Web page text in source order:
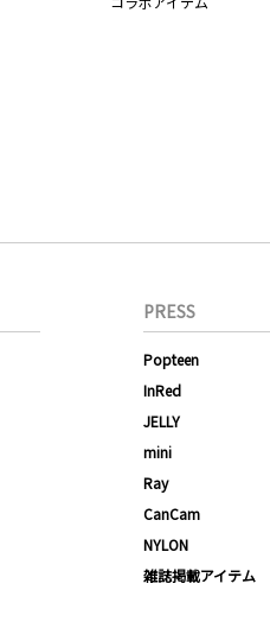
PRESS
Popteen
InRed
JELLY
mini
Ray
CanCam
NYLON
雑誌掲載アイテム